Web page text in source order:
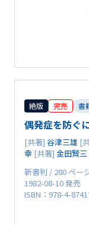
絶版 完売 書
偶発症を防ぐ
[共著] 谷津三雄 [
幸 [共著] 金田賢三
新書判 / 280 ペー
1982-08-10 発売
ISBN：978-4-